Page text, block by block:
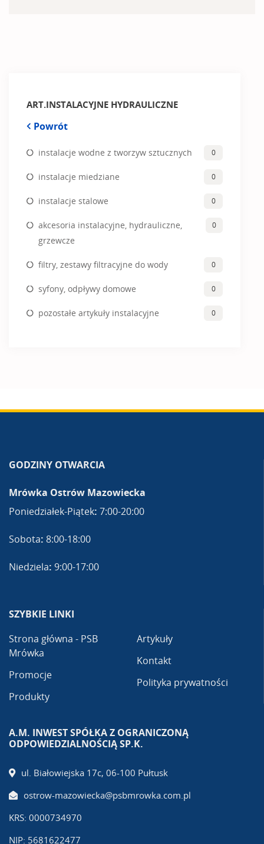
ART.INSTALACYJNE HYDRAULICZNE
Powrót
instalacje wodne z tworzyw sztucznych 0
instalacje miedziane 0
instalacje stalowe 0
akcesoria instalacyjne, hydrauliczne,
grzewcze
0
filtry, zestawy filtracyjne do wody 0
syfony, odpływy domowe 0
pozostałe artykuły instalacyjne 0
GODZINY OTWARCIA
Mrówka Ostrów Mazowiecka
Poniedziałek-Piątek: 7:00-20:00
Sobota: 8:00-18:00
Niedziela: 9:00-17:00
SZYBKIE LINKI
Strona główna - PSB
Mrówka
Promocje
Produkty
Artykuły
Kontakt
Polityka prywatności
A.M. INWEST SPÓŁKA Z OGRANICZONĄ
ODPOWIEDZIALNOŚCIĄ SP.K.
ul. Białowiejska 17c, 06-100 Pułtusk
ostrow-mazowiecka@psbmrowka.com.pl
KRS: 0000734970
NIP: 5681622477